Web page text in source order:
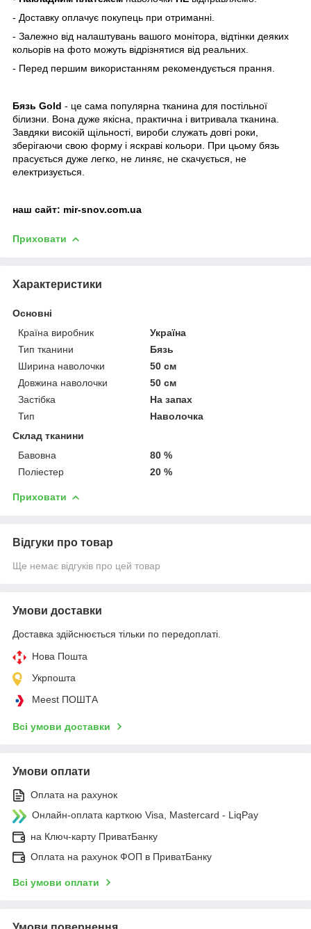
- Доставку оплачує покупець при отриманні.
- Залежно від налаштувань вашого монітора, відтінки деяких
кольорів на фото можуть відрізнятися від реальних.
- Перед першим використанням рекомендується прання.
Бязь Gold - це сама популярна тканина для постільної
білизни. Вона дуже якісна, практична і витривала тканина.
Завдяки високій щільності, вироби служать довгі роки,
зберігаючи свою форму і яскраві кольори. При цьому бязь
прасується дуже легко, не линяє, не скачується, не
електризується.
наш сайт: mir-snov.com.ua
Приховати
Характеристики
Основні
Країна виробник
Україна
Тип тканини
Бязь
Ширина наволочки
50 см
Довжина наволочки
50 см
Застібка
На запах
Тип
Наволочка
Склад тканини
Бавовна
80 %
Поліестер
20 %
Приховати
Відгуки про товар
Ще немає відгуків про цей товар
Умови доставки
Доставка здійснюється тільки по передоплаті.
Нова Пошта
Укрпошта
Meest ПОШТА
Всі умови доставки
Умови оплати
Оплата на рахунок
Онлайн-оплата карткою Visa, Mastercard - LiqPay
на Ключ-карту ПриватБанку
Оплата на рахунок ФОП в ПриватБанку
Всі умови оплати